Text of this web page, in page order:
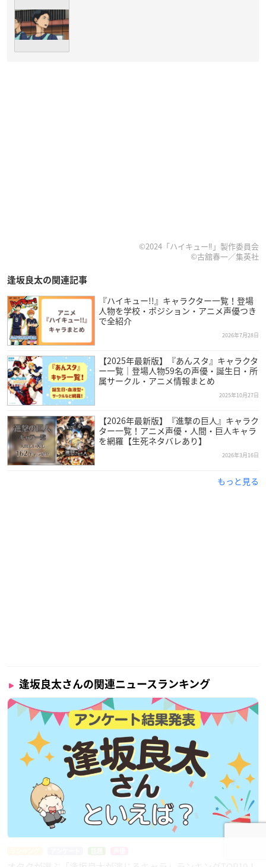
©2024「ハイキュー‼」製作委員会
©古舘春一／集英社
逢坂良太の関連記事
『ハイキュー!!』キャラクター一覧！登場
人物を学校・ポジション・アニメ声優つき
で全紹介
2026年7月28日
【2025年最新版】『あんスタ』キャラクタ
ー一覧｜登場人物59名の声優・誕生日・所
属サークル・アニメ情報まとめ
2025年10月27日
【2026年最新版】『進撃の巨人』キャラク
ター一覧！アニメ声優・人間・巨人キャラ
を網羅【生死ネタバレあり】
2026年3月16日
もっと見る
逢坂良太さんの関連ニュースランキング
ランキング